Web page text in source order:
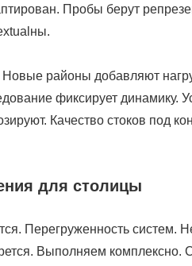
Пробы берут
районы добавляют
фиксирует динамику.
Качество стоков под
для столицы
Перегруженность систем.
Выполняем комплексно.